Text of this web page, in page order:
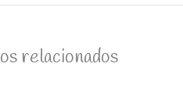
relacionados